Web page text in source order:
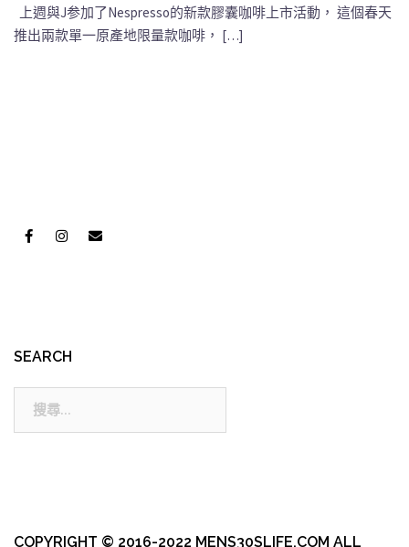
上週與J参加了Nespresso的新款膠囊咖啡上市活動， 這個春天
推出兩款單一原產地限量款咖啡， […]
SEARCH
COPYRIGHT © 2016-2022 MENS30SLIFE.COM ALL